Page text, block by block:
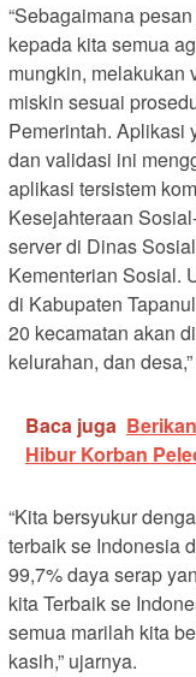
“Sebagaimana
kepada kita semua
mungkin, melakukan
miskin sesuai
Pemerintah. Aplikasi
dan validasi ini
aplikasi tersistem
Kesejahteraan
server di Dinas
Kementerian Sosial.
di Kabupaten
20 kecamatan akan
kelurahan, dan
Baca juga
Hibur Korban
“Kita bersyukur
terbaik se Indonesia
99,7% daya serap
kita Terbaik se
semua marilah kita
kasih,” ujarnya.